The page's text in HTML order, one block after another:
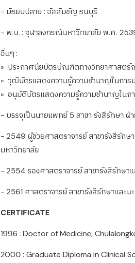
- มัธยมปลาย : อัสสัมชัญ ธนบุรี
- พ.บ. : จุฬาลงกรณ์มหาวิทยาลัย พ.ศ.
อื่นๆ :
» ประกาศนียบัตรบัณฑิตทางวิทยาศาสตร์
» วุฒิบัตรแสดงความรู้ความชำนาญในการ
» อนุมัติบัตรแสดงความรู้ความชำนาญในก
- บรรจุเป็นนายแพทย์ 5 สาขา รังสีรักษา
- 2549 ผู้ช่วยศาสตราจารย์ สาขารังสีรัก
มหาวิทยาลัย
- 2554 รองศาสตราจารย์ สาขารังสีรักษ
- 2561 ศาสตราจารย์ สาขารังสีรักษาและ
CERTIFICATE
1996 : Doctor of Medicine,
2000 : Graduate Diploma in Clinical